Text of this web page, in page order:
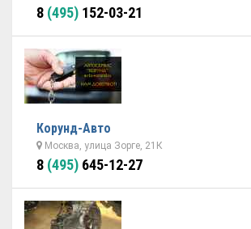
8 (495) 152-03-21
Корунд-Авто
Москва, улица Зорге, 21К
8 (495) 645-12-27